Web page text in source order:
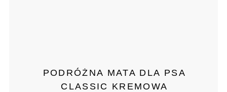
PODRÓŻNA MATA DLA PSA
CLASSIC KREMOWA